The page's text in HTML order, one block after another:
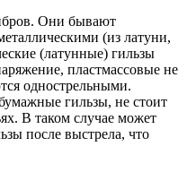
Они бывают
(из латуни,
(латунные) гильзы
пластмассовые не
однострельными.
гильзы, не стоит
В таком случае может
после выстрела, что